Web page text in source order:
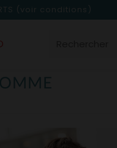
(voir conditions)